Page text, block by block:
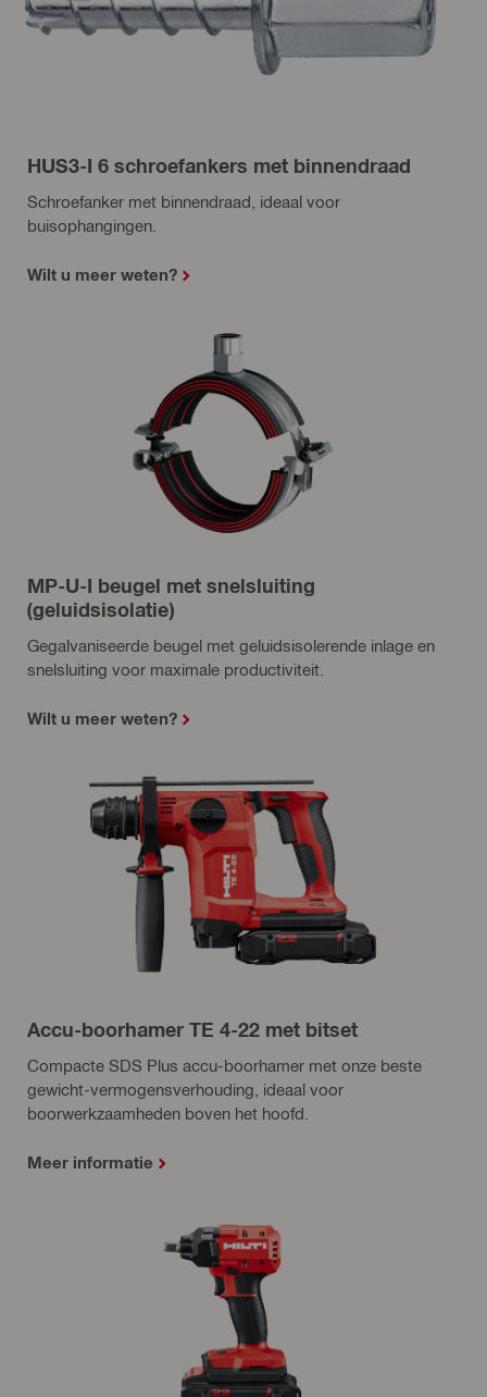
HUS3-I 6 schroefankers met binnendraad
Schroefanker met binnendraad, ideaal voor
buisophangingen.
Wilt u meer weten?
MP-U-I beugel met snelsluiting
(geluidsisolatie)
Gegalvaniseerde beugel met geluidsisolerende inlage en
snelsluiting voor maximale productiviteit.
Wilt u meer weten?
Accu-boorhamer TE 4-22 met bitset
Compacte SDS Plus accu-boorhamer met onze beste
gewicht-vermogensverhouding, ideaal voor
boorwerkzaamheden boven het hoofd.
Meer informatie